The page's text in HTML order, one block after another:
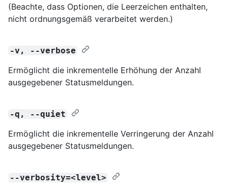
(Beachte, dass Optionen, die Leerzeichen enthalten,
nicht ordnungsgemäß verarbeitet werden.)
-v, --verbose
Ermöglicht die inkrementelle Erhöhung der Anzahl
ausgegebener Statusmeldungen.
-q, --quiet
Ermöglicht die inkrementelle Verringerung der Anzahl
ausgegebener Statusmeldungen.
--verbosity=<level>